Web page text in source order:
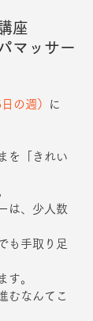
座
マッサー
の週）
に
を「きれい
は、少人数
も手取り足
す。
むなんてこ